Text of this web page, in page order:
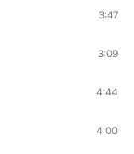
3:47
3:09
4:44
4:00